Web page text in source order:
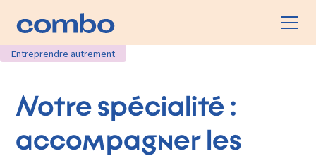
Entreprendre autrement
Notre spécialité :
accompagner les